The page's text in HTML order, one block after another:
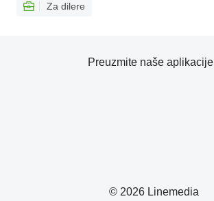
Za dilere
© 2026 Linemedia
Preuzmite naše aplikacije